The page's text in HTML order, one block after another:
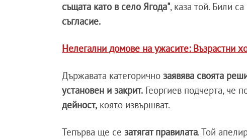
същата като в село Ягода", каза той. Били
съгласие.
Нелегални домове на ужасите: Възрастни
Държавата категоричнозаявява своята
установен и закрит. Георгиев подчерта, че
дейност, която извършват.
Тепърва ще сезатягат правилата. Той